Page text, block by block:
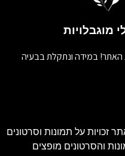
מוגבלויות
במידה ונתקלת בבעיה
זכויות על תמונות וסרטונים
והסרטונים מופצים